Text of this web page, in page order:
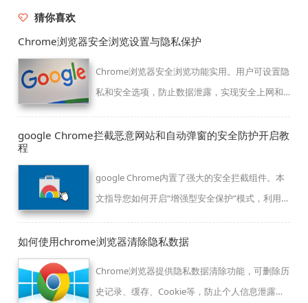
猜你喜欢
Chrome浏览器安全浏览设置与隐私保护
Chrome浏览器安全浏览功能实用。用户可设置隐
私和安全选项，防止数据泄露，实现安全上网和
google Chrome拦截恶意网站和自动弹窗的安全防护开启教
程
google Chrome内置了强大的安全拦截组件。本
文指导您如何开启“增强型安全保护”模式，利用智
窗，为您的数字工作打造纯净安全屏障。
如何使用chrome浏览器清除隐私数据
Chrome浏览器提供隐私数据清除功能，可删除历
史记录、缓存、Cookie等，防止个人信息泄露，